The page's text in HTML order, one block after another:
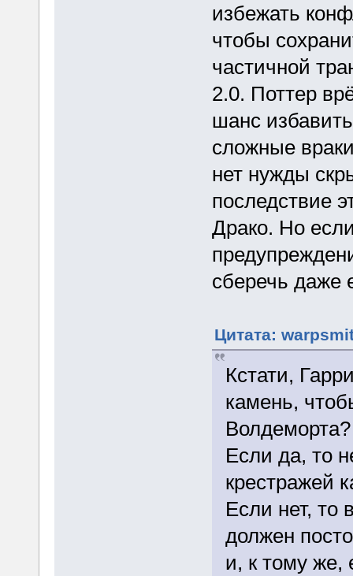
избежать
чтобы
частичной
2.0. Поттер
шанс
сложные
нет нужды
последствие
Драко. Но
сберечь даже
Цитата:
Кстати,
камень,
Волдеморта?
Если да, то
крестражей
Если нет, то
должен
и, к тому же,